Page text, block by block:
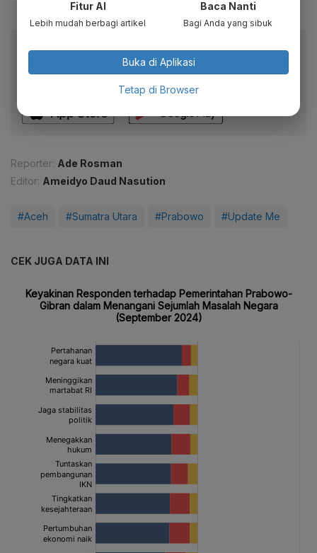
Dapatkan pengalaman membaca lebih nyaman dan nikmati
Reporter: Ade Rosman
Editor: Ameidyo Daud Nasution
#Aceh #Sumatra Utara #Prabowo #Update Me
CEK JUGA DATA INI
Fitur AI
Lebih mudah berbagi artikel
Baca Nanti
Bagi Anda yang sibuk
Buka di Aplikasi
Tetap di Browser